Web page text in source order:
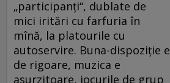
„participanţi“, dublate de
mici iritări cu farfuria în
mînă, la platourile cu
autoservire. Buna-dispoziţie e
de rigoare, muzica e
asurzitoare, jocurile de grup